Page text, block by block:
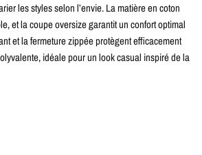
les styles selon l’envie. La matière en coton
et la coupe oversize garantit un confort optimal
et la fermeture zippée protègent efficacement
idéale pour un look casual inspiré de la